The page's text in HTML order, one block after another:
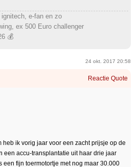
e-fan en zo
ex 500 Euro challenger
💰
24 okt. 2017 20:58
Reactie Quote
heb ik vorig jaar voor een zacht prijsje op de
een accu-transplantatie uit haar drie jaar
een fijn toermotortje met nog maar 30.000